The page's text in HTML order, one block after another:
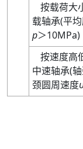
按载荷大
载轴承(平
p＞10MPa)
按速度高
中速轴承(
颈圆周速度